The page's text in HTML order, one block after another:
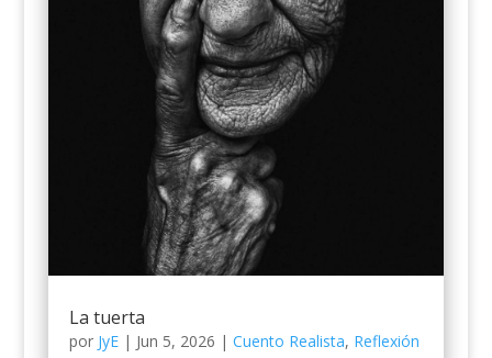
La tuerta
por JyE| Jun 5, 2026 | Cuento Realista, Reflexión